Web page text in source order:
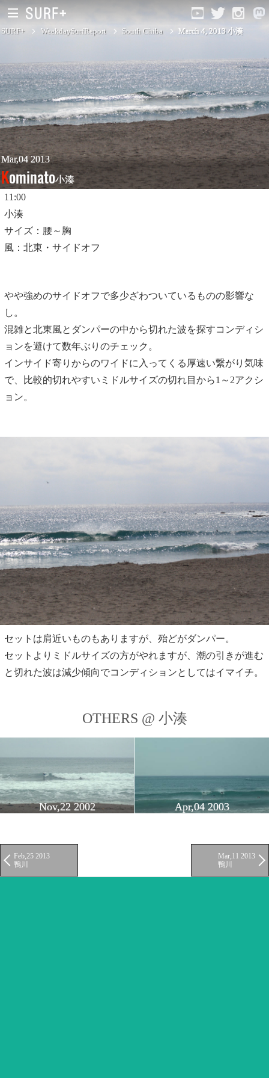
South Ibaraki
North Chiba
South Chiba
Unusually
Video Logs
Monthly Archive
SURF+ WeekdaySurfReport South Chiba March 4, 2013 小湊
Mar,04 2013
Kominato小湊
11:00
小湊
サイズ：腰～胸
風：北東・サイドオフ
やや強めのサイドオフで多少ざわついているものの影響な
し。
混雑と北東風とダンパーの中から切れた波を探すコンディシ
ョンを避けて数年ぶりのチェック。
インサイド寄りからのワイドに入ってくる厚速い繋がり気味
で、比較的切れやすいミドルサイズの切れ目から1～2アクシ
ョン。
セットは肩近いものもありますが、殆どがダンパー。
セットよりミドルサイズの方がやれますが、潮の引きが進む
と切れた波は減少傾向でコンディションとしてはイマイチ。
OTHERS @ 小湊
Nov,22 2002 Apr,04 2003
Feb,25 2013
鴨川
Mar,11 2013
鴨川